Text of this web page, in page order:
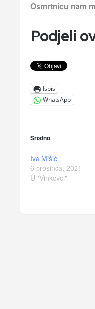
Osmrtnicu nam
Podjeli
Ispis
WhatsApp
Srodno
Iva Mišić
6 prosinca, 2021
U "Vinkovci"